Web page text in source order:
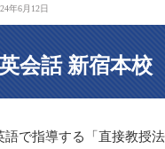
年6月12日
会話 新宿本校
語で指導する「直接教授